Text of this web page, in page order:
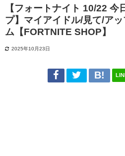
【フォートナイト 10/22 今
プ】マイアイドル/見て/ア
ム【FORTNITE SHOP】
2025年10月23日